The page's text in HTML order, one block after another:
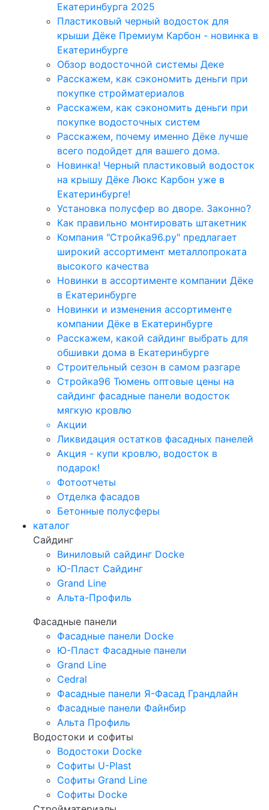
Екатеринбурга 2025
Пластиковый черный водосток для
крыши Дёке Премиум Карбон - новинка в
Екатеринбурге
Обзор водосточной системы Деке
Расскажем, как сэкономить деньги при
покупке стройматериалов
Расскажем, как сэкономить деньги при
покупке водосточных систем
Расскажем, почему именно Дёке лучше
всего подойдет для вашего дома.
Новинка! Черный пластиковый водосток
на крышу Дёке Люкс Карбон уже в
Екатеринбурге!
Установка полусфер во дворе. Законно?
Как правильно монтировать штакетник
Компания "Стройка96.ру" предлагает
широкий ассортимент металлопроката
высокого качества
Новинки в ассортименте компании Дёке
в Екатеринбурге
Новинки и изменения ассортименте
компании Дёке в Екатеринбурге
Расскажем, какой сайдинг выбрать для
обшивки дома в Екатеринбурге
Строительный сезон в самом разгаре
Стройка96 Тюмень оптовые цены на
сайдинг фасадные панели водосток
мягкую кровлю
Акции
Ликвидация остатков фасадных панелей
Акция - купи кровлю, водосток в
подарок!
Фотоотчеты
Отделка фасадов
Бетонные полусферы
каталог
Сайдинг
Виниловый сайдинг Docke
Ю-Пласт Сайдинг
Grand Line
Альта-Профиль
Фасадные панели
Фасадные панели Docke
Ю-Пласт Фасадные панели
Grand Line
Cedral
Фасадные панели Я-Фасад Грандлайн
Фасадные панели Файнбир
Альта Профиль
Водостоки и софиты
Водостоки Docke
Софиты U-Plast
Софиты Grand Line
Софиты Docke